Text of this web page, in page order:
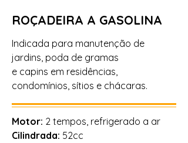
ROÇADEIRA A GASOLINA
Indicada para manutenção de
jardins, poda de gramas
e capins em residências,
condomínios, sítios e chácaras.
Motor: 2 tempos, refrigerado a ar
Cilindrada: 52cc